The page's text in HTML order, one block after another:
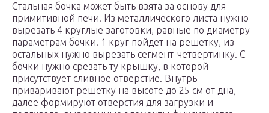
Стальная бочка может быть взята за основу для
примитивной печи. Из металлического листа нужно
вырезать 4 круглые заготовки, равные по диаметру
параметрам бочки. 1 круг пойдет на решетку, из
остальных нужно вырезать сегмент-четвертинку. С
бочки нужно срезать ту крышку, в которой
присутствует сливное отверстие. Внутрь
приваривают решетку на высоте до 25 см от дна,
далее формируют отверстия для загрузки и